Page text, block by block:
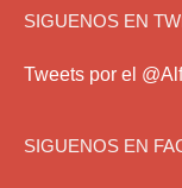
SIGUENOS EN
Tweets por el
SIGUENOS EN